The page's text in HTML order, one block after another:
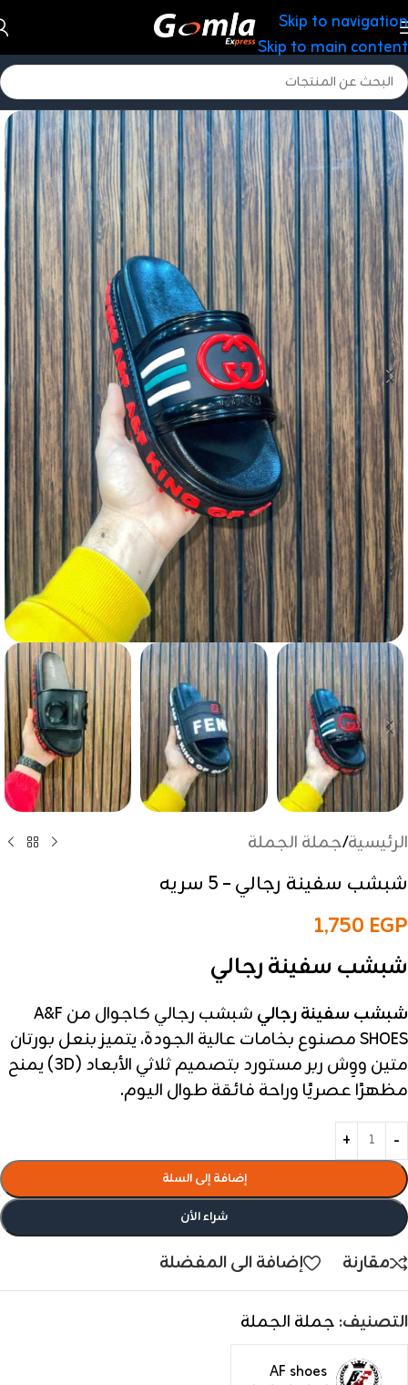
Skip to navigation
Skip to main content
الرئيسية/جملة الجملة
شبشب سفينة رجالي – 5 سريه
1,750 EGP
شبشب سفينة رجالي
شبشب سفينة رجالي
شبشب رجالي كاجوال من A&F
SHOES مصنوع بخامات عالية الجودة، يتميز بنعل بورتان
متين ووِش ربر مستورد بتصميم ثلاثي الأبعاد (3D) يمنح
مظهرًا عصريًا وراحة فائقة طوال اليوم.
إضافة إلى السلة
شراء الأن
مقارنة إضافة الى المفضلة
التصنيف: جملة الجملة
AF shoes